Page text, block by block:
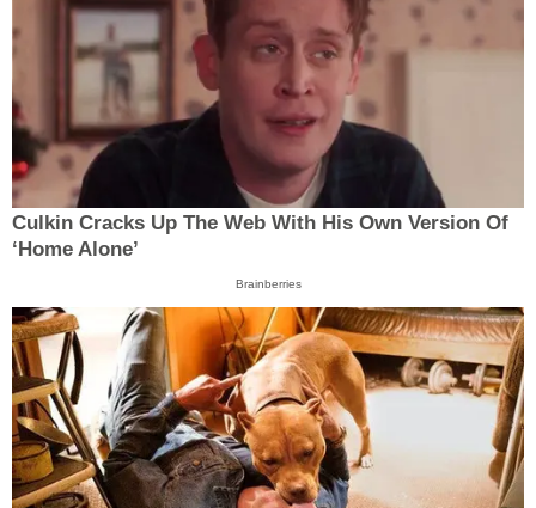
Culkin Cracks Up The Web With His Own Version Of
‘Home Alone’
Brainberries